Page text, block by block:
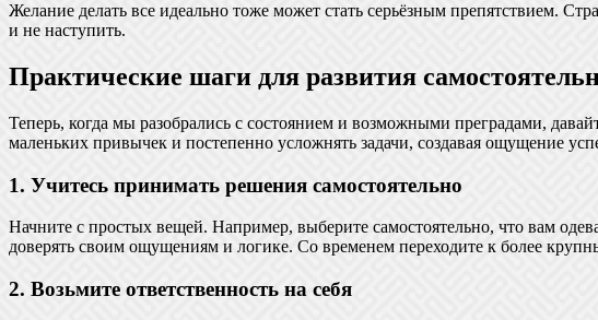
Желание делать все идеально тоже может стать серьёзным препятствием.
и не наступить.
Практические шаги для развития
Теперь, когда мы разобрались с состоянием и возможными преградами,
маленьких привычек и постепенно усложнять задачи, создавая ощущение
1. Учитесь принимать решения самостоятельно
Начните с простых вещей. Например, выберите самостоятельно, что вам
доверять своим ощущениям и логике. Со временем переходите к более
2. Возьмите ответственность на себя